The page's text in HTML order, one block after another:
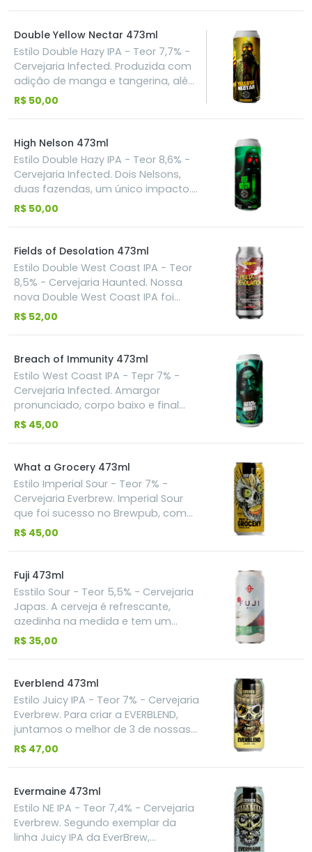
notas de lima, cítrico vivo e
tropicais. Aromática e potente.
Double Yellow Nectar 473ml
Estilo Double Hazy IPA - Teor 7,7% -
Cervejaria Infected. Produzida com
adição de manga e tangerina, além
dos lúpulos Motueka e Mosaic nos
turva. Perfil que traz uma explosão
frutada e tropical.
R$ 50,00
High Nelson 473ml
Estilo Double Hazy IPA - Teor 8,6% -
Cervejaria Infected. Dois Nelsons,
duas fazendas, um único impacto.
A base entrega o caráter icônico do
específico da Freestyle Hops entra
em cena e provoca euforia: Manga
suculenta e grapefruit vibrante.
Complexa, expressiva!
R$ 50,00
Fields of Desolation 473ml
Estilo Double West Coast IPA - Teor
8,5% - Cervejaria Haunted. Nossa
nova Double West Coast IPA foi
desenvolvida pensando nos
Cascade, Centennial e Chinook para
conferir o perfil que tanto amamos:
com aromas herbais, resinosos e
um leve cítrico, coloração amarelo
translúcido e amargor na medida
certa, a drinkability dessa cerveja
referência a uma música da banda
sueca Arch Enemy, lançada no seu
primeiro disco, Black Earth.
R$ 52,00
Breach of Immunity 473ml
Estilo West Coast IPA - Tepr 7% -
Cervejaria Infected. Amargor
pronunciado, corpo baixo e final
seco. Produzida com os lúpulos
frutas tropicais maduras e um
toque resinoso bem marcado.
R$ 45,00
What a Grocery 473ml
Estilo Imperial Sour - Teor 7% -
Cervejaria Everbrew. Imperial Sour
que foi sucesso no Brewpub, com
doses absurdas de Manga, Goiaba
R$ 45,00
Fuji 473ml
Esstilo Sour - Teor 5,5% - Cervejaria
Japas. A cerveja é refrescante,
azedinha na medida e tem um
sabor de maçã vermelha de dar
R$ 35,00
Everblend 473ml
Estilo Juicy IPA - Teor 7% - Cervejaria
Everbrew. Para criar a EVERBLEND,
juntamos o melhor de 3 de nossas
NE IPAs (EVERMONT, EVERMAINE e
adicionamos todos os lúpulos das
três cervejas que são: Citra, Mosaic,
Galaxy, Amarillo, Simcoe e El Dorado.
O resultado é uma agradável
salada de frutas no sabor e no
R$ 47,00
Evermaine 473ml
Estilo NE IPA - Teor 7,4% - Cervejaria
Everbrew. Segundo exemplar da
linha Juicy IPA da EverBrew,